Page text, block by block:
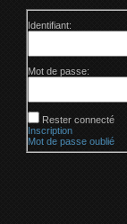
Identifiant:
Mot de passe:
Rester connecté
Inscription
Mot de passe oublié